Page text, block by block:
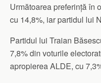
Următoarea preferință în
cu 14,8%, iar partidul lui
Partidul lui Traian
7,8% din voturile
apropierea ALDE, cu